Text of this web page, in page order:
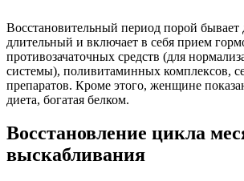
Восстановительный период порой бывает
длительный и включает в себя прием
противозачаточных средств (для
системы), поливитаминных комплексов,
препаратов. Кроме этого, женщине
диета, богатая белком.
Восстановление цикла
выскабливания